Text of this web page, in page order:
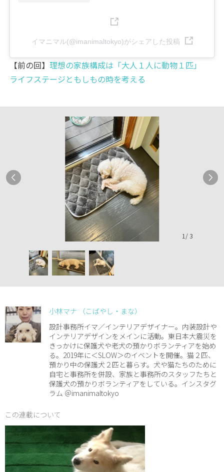
イマニマル(@imanimaltokyo)がシェアした投稿
【前の回】理想の家族構成は「大人１人に動物１匹」
ライフステージともしもの時を考える
1 / 3
小林マナ （こばやし・まな）
設計事務所イマ／インテリアデザイナー。内装設計や
インテリアデザインをメインに活動。東日本大震災を
きっかけに保護犬や老犬の預かりボランティアを始め
る。2019年に＜SLOW＞のイベントを開催。猫２匹、
預かり中の保護犬２匹と暮らす。犬や猫たちのために
自宅と事務所を併設、家族と事務所のスタッフたちと
保護犬の預かりボランティアをしている。インスタグ
ラム ＠imanimaltokyo
この連載について